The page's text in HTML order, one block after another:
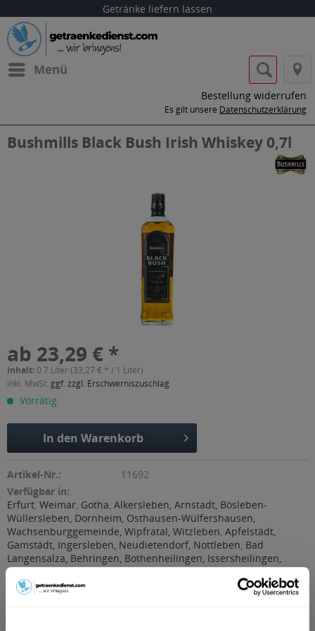
Getränke liefern lassen
Menü
Bestellung widerrufen
Es gilt unsere Datenschutzerklärung
Bushmills Black Bush Irish Whiskey 0,7l
ab 23,29 € *
Inhalt: 0.7 Liter (33,27 € * / 1 Liter)
inkl. MwSt. ggf. zzgl. Erschwerniszuschlag
Vorrätig
In den Warenkorb
Artikel-Nr.:
11692
Verfügbar in:
Erfurt, Weimar, Gotha, Alkersleben, Arnstadt, Bösleben-
Wüllersleben, Dornheim, Osthausen-Wülfershausen,
Wachsenburggemeinde, Wipfratal, Witzleben, Apfelstädt,
Gamstädt, Ingersleben, Neudietendorf, Nottleben, Bad
Langensalza, Behringen, Bothenheilingen, Issersheilingen,
Kirchheilingen, Kleinwelsbach, Mülverstedt, Neunheilingen,
Schönstedt, Sundhausen, Tottleben, Weberstedt
,Ballstädt,
Brüheim, Bufleben, Ebenheim, Emleben, Eschenbergen,